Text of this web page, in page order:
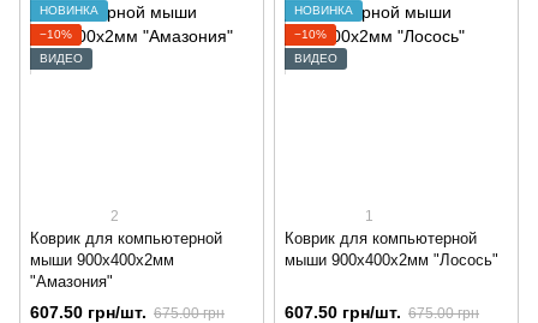
НОВИНКА
−10%
ВИДЕО
2
Коврик для компьютерной
мыши 900х400х2мм
"Амазония"
607.50 грн/шт. 675.00 грн
НОВИНКА
−10%
ВИДЕО
1
Коврик для компьютерной
мыши 900х400х2мм "Лосось"
607.50 грн/шт. 675.00 грн